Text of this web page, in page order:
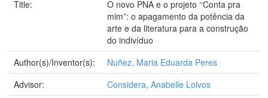
Title:
O novo PNA e o projeto ‘‘Conta pra
mim”: o apagamento da potência da
arte e da literatura para a construção
do indivíduo
Author(s)/Inventor(s):
Nuñez, Maria Eduarda Peres
Advisor:
Considera, Anabelle Loivos